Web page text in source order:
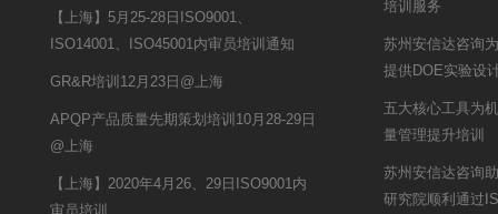
【上海】5月25-28日ISO9001、
ISO14001、ISO45001内审员培训通知
GR&R培训12月23日@上海
APQP产品质量先期策划培训10月28-29日
@上海
【上海】2020年4月26、29日ISO9001内
审员培训
培训服务
苏州安信达咨询
提供DOE实验设
五大核心工具为
量管理提升培训
苏州安信达咨询
研究院顺利通过